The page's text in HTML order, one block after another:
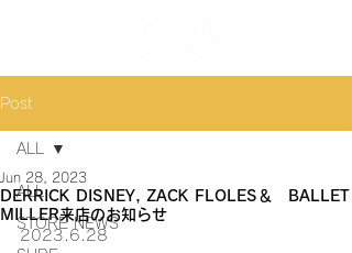
Post
ALL
STORE NEWS
ALL
DERRICK DISNEY, ZACK FLOLES＆ BALLET
MILLER来店のお知らせ
Jun 28, 2023
2023.6.28